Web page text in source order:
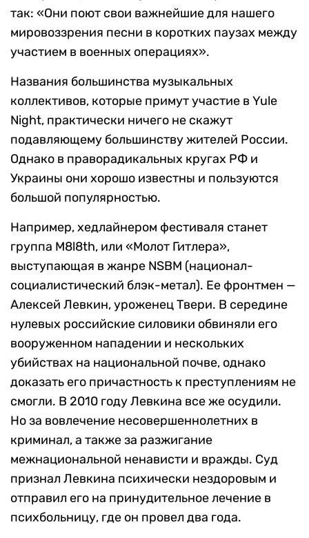
так: «Они поют свои важнейшие для нашего
мировоззрения песни в коротких паузах между
участием в военных операциях».
Названия большинства музыкальных
коллективов, которые примут участие в Yule
Night, практически ничего не скажут
подавляющему большинству жителей России.
Однако в праворадикальных кругах РФ и
Украины они хорошо известны и пользуются
большой популярностью.
Например, хедлайнером фестиваля станет
группа M8l8th, или «Молот Гитлера»,
выступающая в жанре NSBM (национал-
социалистический блэк-метал). Ее фронтмен —
Алексей Левкин, уроженец Твери. В середине
нулевых российские силовики обвиняли его
вооруженном нападении и нескольких
убийствах на национальной почве, однако
доказать его причастность к преступлениям не
смогли. В 2010 году Левкина все же осудили.
Но за вовлечение несовершеннолетних в
криминал, а также за разжигание
межнациональной ненависти и вражды. Суд
признал Левкина психически нездоровым и
отправил его на принудительное лечение в
психбольницу, где он провел два года.